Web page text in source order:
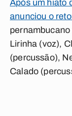
Após um hiato
anunciou o
Lirinha (voz),
(percussão),
Calado